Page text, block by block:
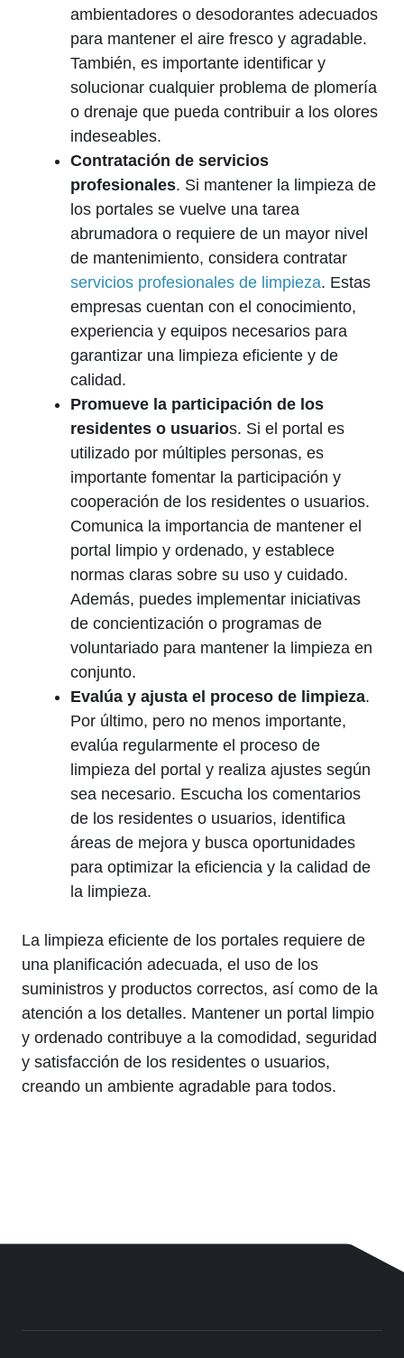
ambientadores o desodorantes adecuados
para mantener el aire fresco y agradable.
También, es importante identificar y
solucionar cualquier problema de plomería
o drenaje que pueda contribuir a los olores
indeseables.
Contratación de servicios
profesionales. Si mantener la limpieza de
los portales se vuelve una tarea
abrumadora o requiere de un mayor nivel
de mantenimiento, considera contratar
servicios profesionales de limpieza. Estas
empresas cuentan con el conocimiento,
experiencia y equipos necesarios para
garantizar una limpieza eficiente y de
calidad.
Promueve la participación de los
residentes o usuarios. Si el portal es
utilizado por múltiples personas, es
importante fomentar la participación y
cooperación de los residentes o usuarios.
Comunica la importancia de mantener el
portal limpio y ordenado, y establece
normas claras sobre su uso y cuidado.
Además, puedes implementar iniciativas
de concientización o programas de
voluntariado para mantener la limpieza en
conjunto.
Evalúa y ajusta el proceso de limpieza.
Por último, pero no menos importante,
evalúa regularmente el proceso de
limpieza del portal y realiza ajustes según
sea necesario. Escucha los comentarios
de los residentes o usuarios, identifica
áreas de mejora y busca oportunidades
para optimizar la eficiencia y la calidad de
la limpieza.
La limpieza eficiente de los portales requiere de
una planificación adecuada, el uso de los
suministros y productos correctos, así como de la
atención a los detalles. Mantener un portal limpio
y ordenado contribuye a la comodidad, seguridad
y satisfacción de los residentes o usuarios,
creando un ambiente agradable para todos.